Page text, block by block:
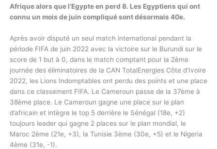
Afrique alors que l’Egypte en perd 8. Les Egyptiens qui ont
connu un mois de juin compliqué sont désormais 40e.
Après avoir disputé un seul match international pendant la
période FIFA de juin 2022 avec la victoire sur le Burundi sur le
score de 1 but à 0, dans le match comptant pour la 2ème
journée des éliminatoires de la CAN TotalEnergies Côte d’Ivoire
2022, les Lions Indomptables ont perdu des points et une place
dans ce classement FIFA. Le Cameroun passe de la 37ème à
38ème place. Le Cameroun gagne une place sur le plan
d’africain et intègre le top 5 derrière le Sénégal (18e, +2)
toujours leader qui gagne 2 places sur le plan mondial, le
Maroc 2ème (21e, +3), la Tunisie 3ème (30e, +5) et le Nigeria
4ème (31e, -1).